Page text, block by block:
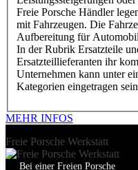
Freie Porsche Händler
mit Fahrzeugen. Die
Aufbereitung für
In der Rubrik Ersatzteile
Ersatzteillieferanten ihr
Unternehmen kann unter
Kategorien eingetragen
MEHR INFOS
Freie Porsche Werkstatt
Bei einer Freien Porsche